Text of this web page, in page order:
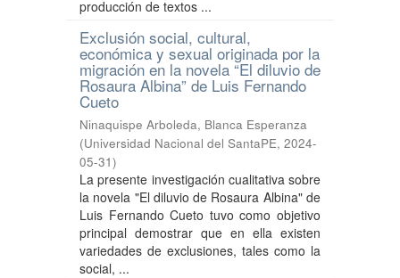
producción de textos ...
Exclusión social, cultural,
económica y sexual originada por la
migración en la novela “El diluvio de
Rosaura Albina” de Luis Fernando
Cueto
Ninaquispe Arboleda, Blanca Esperanza
(Universidad Nacional del SantaPE, 2024-
05-31)
La presente investigación cualitativa sobre
la novela "El diluvio de Rosaura Albina" de
Luis Fernando Cueto tuvo como objetivo
principal demostrar que en ella existen
variedades de exclusiones, tales como la
social, ...